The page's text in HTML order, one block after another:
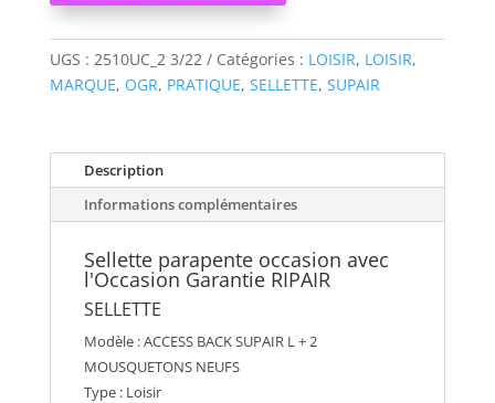
UGS : 2510UC_2 3/22 Catégories : LOISIR, LOISIR,
MARQUE, OGR, PRATIQUE, SELLETTE, SUPAIR
Description
Informations complémentaires
Sellette parapente occasion avec
l'Occasion Garantie RIPAIR
SELLETTE
Modèle : ACCESS BACK SUPAIR L + 2
MOUSQUETONS NEUFS
Type : Loisir